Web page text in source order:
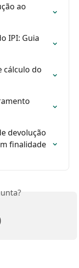
ao
IPI: Guia
cálculo do
devolução
finalidade